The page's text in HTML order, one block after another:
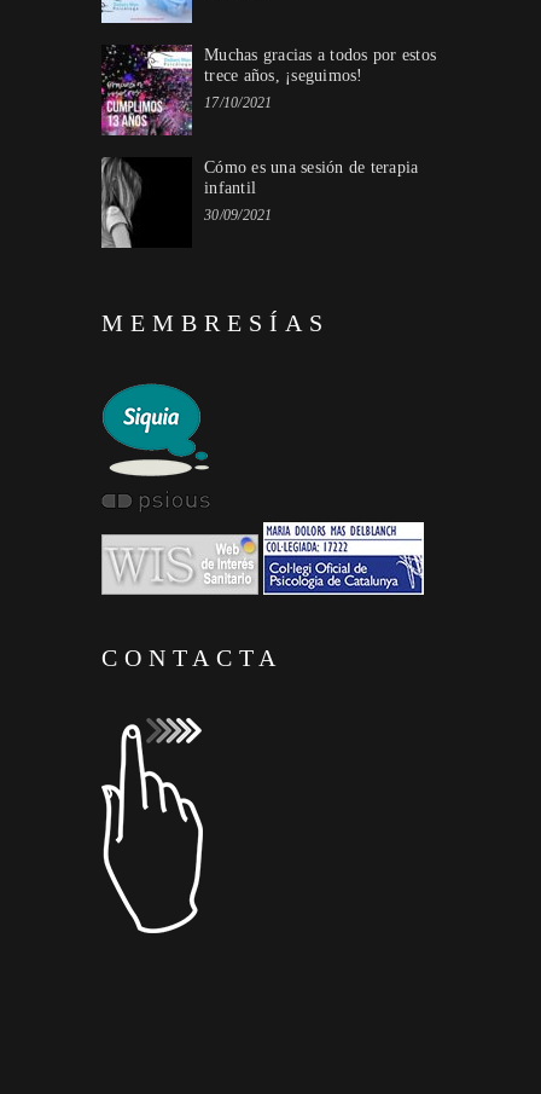
Muchas gracias a todos por estos
trece años, ¡seguimos!
17/10/2021
Cómo es una sesión de terapia
infantil
30/09/2021
MEMBRESÍAS
CONTACTA